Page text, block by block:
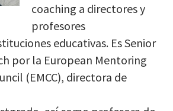
coaching a directores y
profesores
educativas. Es Senior
por la European Mentoring
(EMCC), directora de